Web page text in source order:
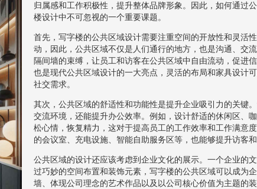
归属感和工作积极性，提升整体品牌形象。因此，如何通过
楼设计中不可忽视的一个重要课题。
首先，写字楼的公共区域设计需要注重空间的开放性和灵活
动，因此，公共区域不仅是人们通行的地方，也是沟通、交
隔间墙的束缚，让员工和访客在公共区域中自由流动，促进
也是现代公共区域设计的一大亮点，灵活的布局和家具设计
社交需求。
其次，公共区域的舒适性和功能性是提升企业吸引力的关键
交流环境，还能提升办公效率。例如，设计舒适的休闲区、
松心情，恢复精力，这对于提高员工的工作效率和工作满意
的会议室、充电设施、智能自助服务区等，也能够提升访客
公共区域的设计还应该考虑到企业文化的展示。一个企业的
过巧妙的空间布置和装饰元素，写字楼的公共区域可以成为
墙、体现公司理念的艺术作品以及以公司核心价值为主题的